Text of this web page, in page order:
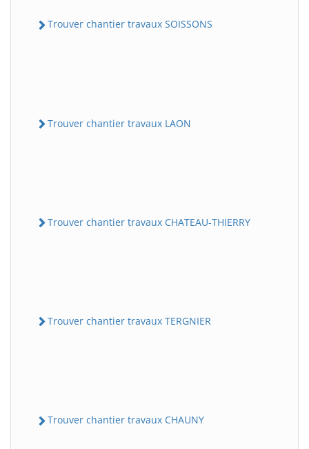
Trouver chantier travaux SOISSONS
Trouver chantier travaux LAON
Trouver chantier travaux CHATEAU-THIERRY
Trouver chantier travaux TERGNIER
Trouver chantier travaux CHAUNY